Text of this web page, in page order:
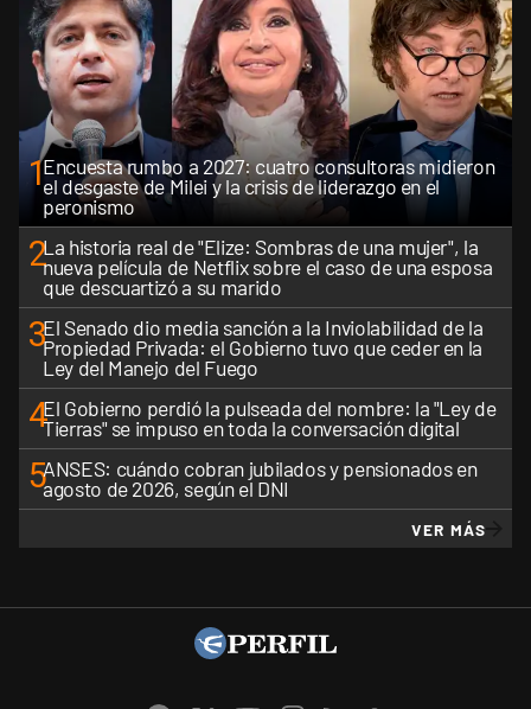
1Encuesta rumbo a 2027: cuatro consultoras midieron
el desgaste de Milei y la crisis de liderazgo en el
peronismo
2La historia real de "Elize: Sombras de una mujer", la
nueva película de Netflix sobre el caso de una esposa
que descuartizó a su marido
3El Senado dio media sanción a la Inviolabilidad de la
Propiedad Privada: el Gobierno tuvo que ceder en la
Ley del Manejo del Fuego
4El Gobierno perdió la pulseada del nombre: la "Ley de
Tierras" se impuso en toda la conversación digital
5ANSES: cuándo cobran jubilados y pensionados en
agosto de 2026, según el DNI
VER MÁS